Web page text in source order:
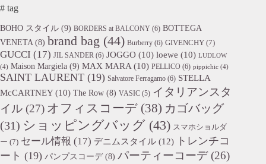
# tag
BOHO スタイル (9) BORDERS at BALCONY (6) BOTTEGA
VENETA(8) brand bag (44) Burberry (6) GIVENCHY (7)
GUCCI (17) JIL SANDER (6) JOGGO (10) loewe (10) LUDLOW
(4) Maison Margiela (9) MAX MARA (10) PELLICO (6) pippichic (4)
SAINT LAURENT (19) Salvatore Ferragamo (6) STELLA
McCARTNEY(10) The Row (8) VASIC (5) イタリアンスタ
イル (27) オフィスコーデ (38) カゴバッグ
(31) ショッピングバッグ (43) スマホショルダ
ー (7) セール情報 (17) デニムスタイル (12)
トレンチコ
ート (19) パンプスコーデ(8) パーティーコーデ(26)